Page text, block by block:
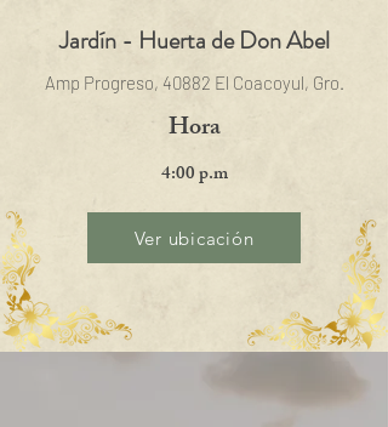
Jardín - Huerta de Don Abel
Amp Progreso, 40882 El Coacoyul, Gro.
Hora
4:00 p.m
Ver ubicación